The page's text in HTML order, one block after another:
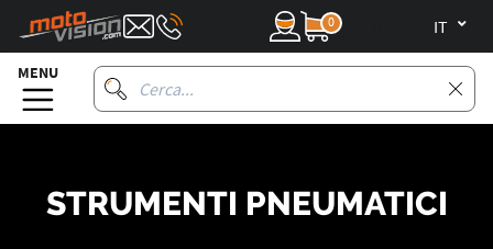
0
MENU
STRUMENTI PNEUMATICI